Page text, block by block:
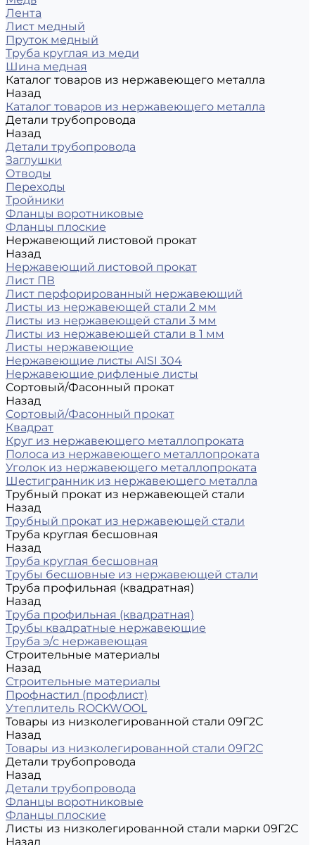
Лента
Лист медный
Пруток медный
Труба круглая из меди
Шина медная
Каталог товаров из нержавеющего металла
Назад
Каталог товаров из нержавеющего металла
Детали трубопровода
Назад
Детали трубопровода
Заглушки
Отводы
Переходы
Тройники
Фланцы воротниковые
Фланцы плоские
Нержавеющий листовой прокат
Назад
Нержавеющий листовой прокат
Лист ПВ
Лист перфорированный нержавеющий
Листы из нержавеющей стали 2 мм
Листы из нержавеющей стали 3 мм
Листы из нержавеющей стали в 1 мм
Листы нержавеющие
Нержавеющие листы AISI 304
Нержавеющие рифленые листы
Сортовый/Фасонный прокат
Назад
Сортовый/Фасонный прокат
Квадрат
Круг из нержавеющего металлопроката
Полоса из нержавеющего металлопроката
Уголок из нержавеющего металлопроката
Шестигранник из нержавеющего металла
Трубный прокат из нержавеющей стали
Назад
Трубный прокат из нержавеющей стали
Труба круглая бесшовная
Назад
Труба круглая бесшовная
Трубы бесшовные из нержавеющей стали
Труба профильная (квадратная)
Назад
Труба профильная (квадратная)
Трубы квадратные нержавеющие
Труба э/с нержавеющая
Строительные материалы
Назад
Строительные материалы
Профнастил (профлист)
Утеплитель ROCKWOOL
Товары из низколегированной стали 09Г2С
Назад
Товары из низколегированной стали 09Г2С
Детали трубопровода
Назад
Детали трубопровода
Фланцы воротниковые
Фланцы плоские
Листы из низколегированной стали марки 09Г2С
Назад